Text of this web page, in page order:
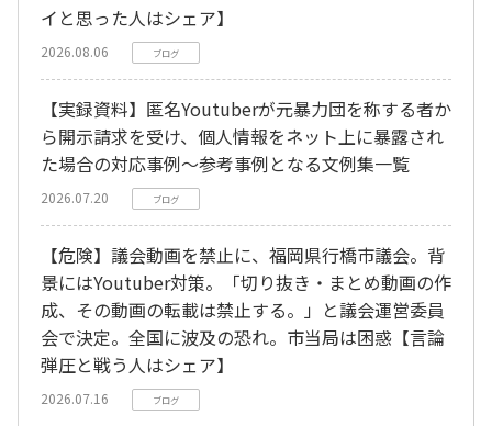
イと思った人はシェア】
2026.08.06 ブログ
【実録資料】匿名Youtuberが元暴力団を称する者か
ら開示請求を受け、個人情報をネット上に暴露され
た場合の対応事例～参考事例となる文例集一覧
2026.07.20 ブログ
【危険】議会動画を禁止に、福岡県行橋市議会。背
景にはYoutuber対策。「切り抜き・まとめ動画の作
成、その動画の転載は禁止する。」と議会運営委員
会で決定。全国に波及の恐れ。市当局は困惑【言論
弾圧と戦う人はシェア】
2026.07.16 ブログ